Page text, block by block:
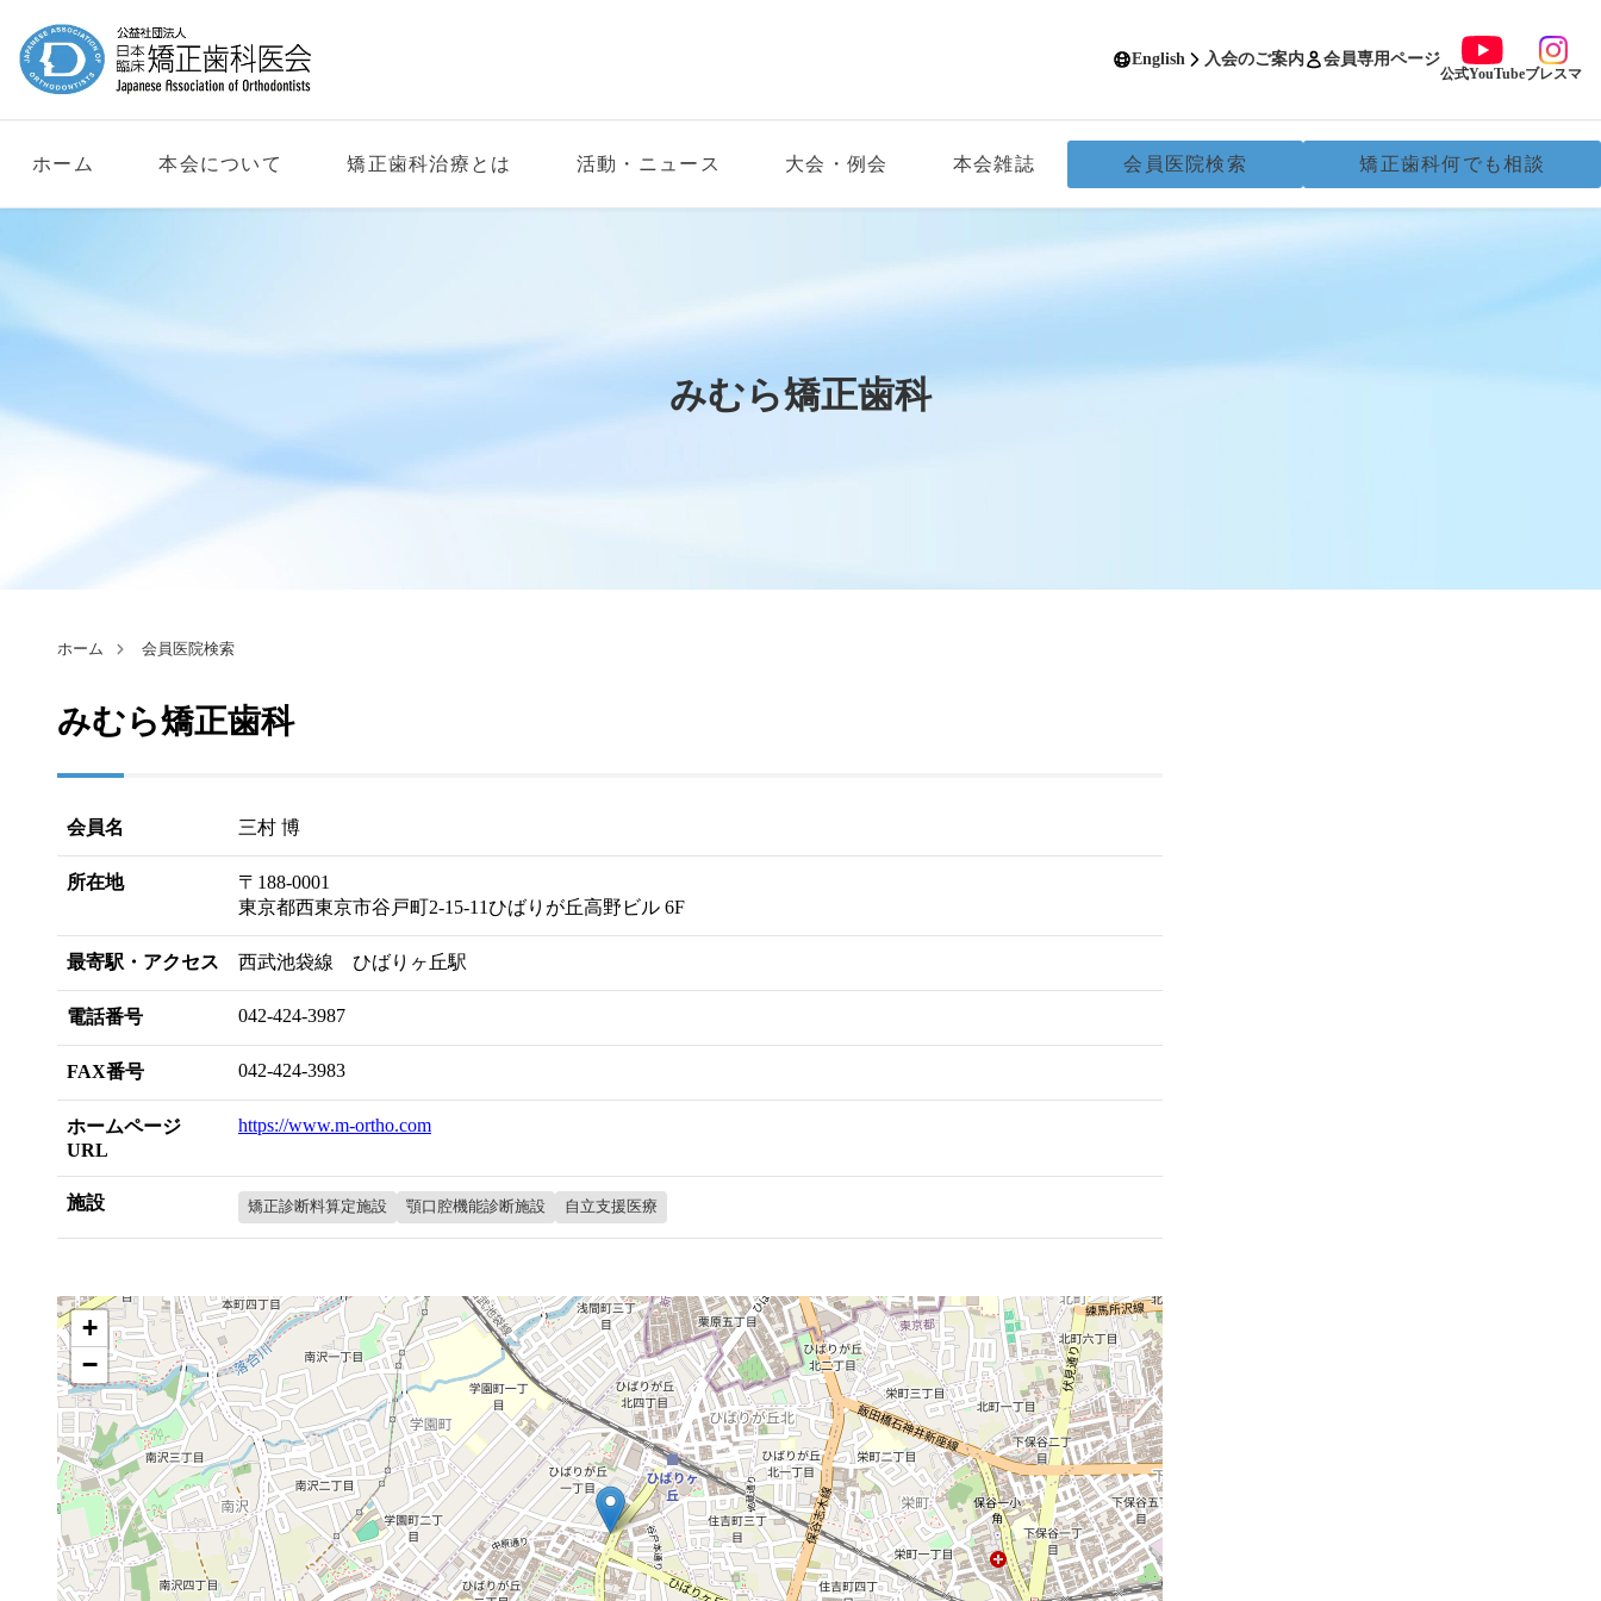
English 入会のご案内 会員専用ページ
公式YouTubeブレスマ
ホーム 本会について 矯正歯科治療とは 活動・ニュース 大会・例会 本会雑誌 会員医院検索 矯正歯科何でも相談
みむら矯正歯科
ホーム 会員医院検索
みむら矯正歯科
会員名 三村 博
所在地
〒188-0001
東京都西東京市谷戸町2-15-11ひばりが丘高野ビル 6F
最寄駅・アクセス 西武池袋線 ひばりヶ丘駅
電話番号 042-424-3987
FAX番号 042-424-3983
ホームページ
URL
https://www.m-ortho.com
施設 矯正診断料算定施設 顎口腔機能診断施設 自立支援医療
+
−